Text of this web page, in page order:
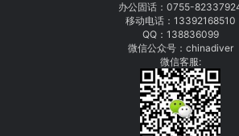
办公固话： 0755-
移动电话： 13392168510
QQ：138836099
微信公众号：chinadiver
微信客服: